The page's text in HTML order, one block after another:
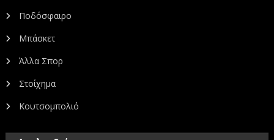
Ποδόσφαιρο
Μπάσκετ
Άλλα Σπορ
Στοίχημα
Κουτσομπολιό